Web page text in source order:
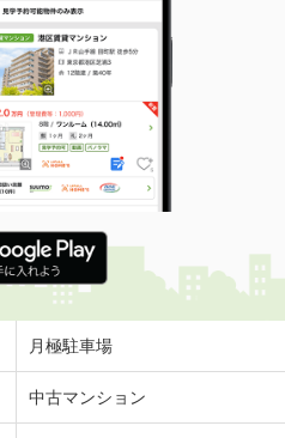
月極駐車場
中古マンション